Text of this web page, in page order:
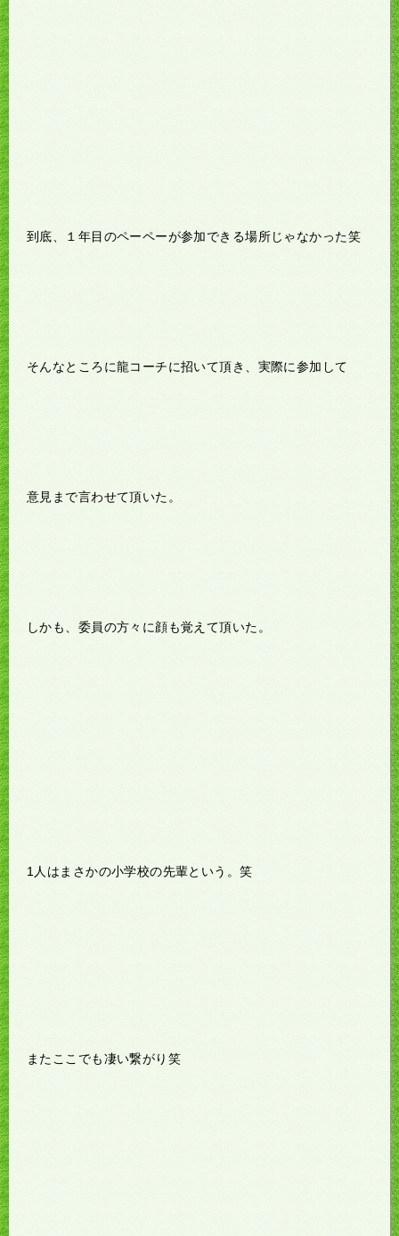
到底、１年目のペーペーが参加できる場所じゃなかった笑
そんなところに龍コーチに招いて頂き、実際に参加して
意見まで言わせて頂いた。
しかも、委員の方々に顔も覚えて頂いた。
1人はまさかの小学校の先輩という。笑
またここでも凄い繋がり笑